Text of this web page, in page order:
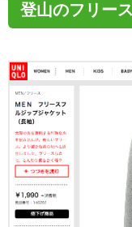
登山のフリー